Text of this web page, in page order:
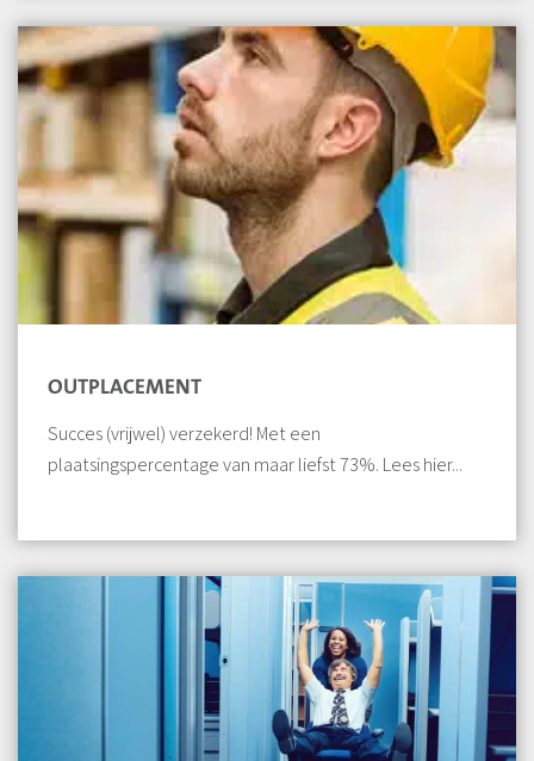
OUTPLACEMENT
Succes (vrijwel) verzekerd! Met een
plaatsingspercentage van maar liefst 73%. Lees hier...